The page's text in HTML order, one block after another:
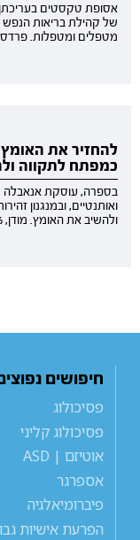
אסופת טקסטים
של קהילת בריאות
מטפלים ומטפלות. פרדס,
להחזיר את
כמפתח לתקווה
בספרה, עוסקת אנאבלה
ואותנטיים, ובמנגנון
ולהשיב את האומץ. מודן, 2026.
חיפושים
פסיכולוג
פסיכולוג קליני
אוטיזם | ASD
אספרגר
פיברומיאלגיה
הפרעת אישיות